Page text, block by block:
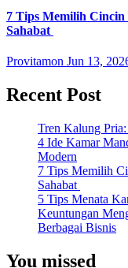
7 Tips Memilih
Sahabat
Provitamon Jun 13,
Recent Post
Tren Kalung
4 Ide Kamar
Modern
7 Tips Memilih
Sahabat
5 Tips Menata
Keuntungan
Berbagai Bisnis
You missed